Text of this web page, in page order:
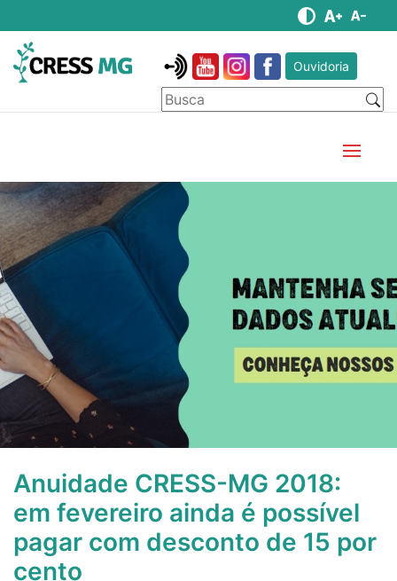
Ouvidoria
Anuidade CRESS-MG 2018:
em fevereiro ainda é possível
pagar com desconto de 15 por
cento